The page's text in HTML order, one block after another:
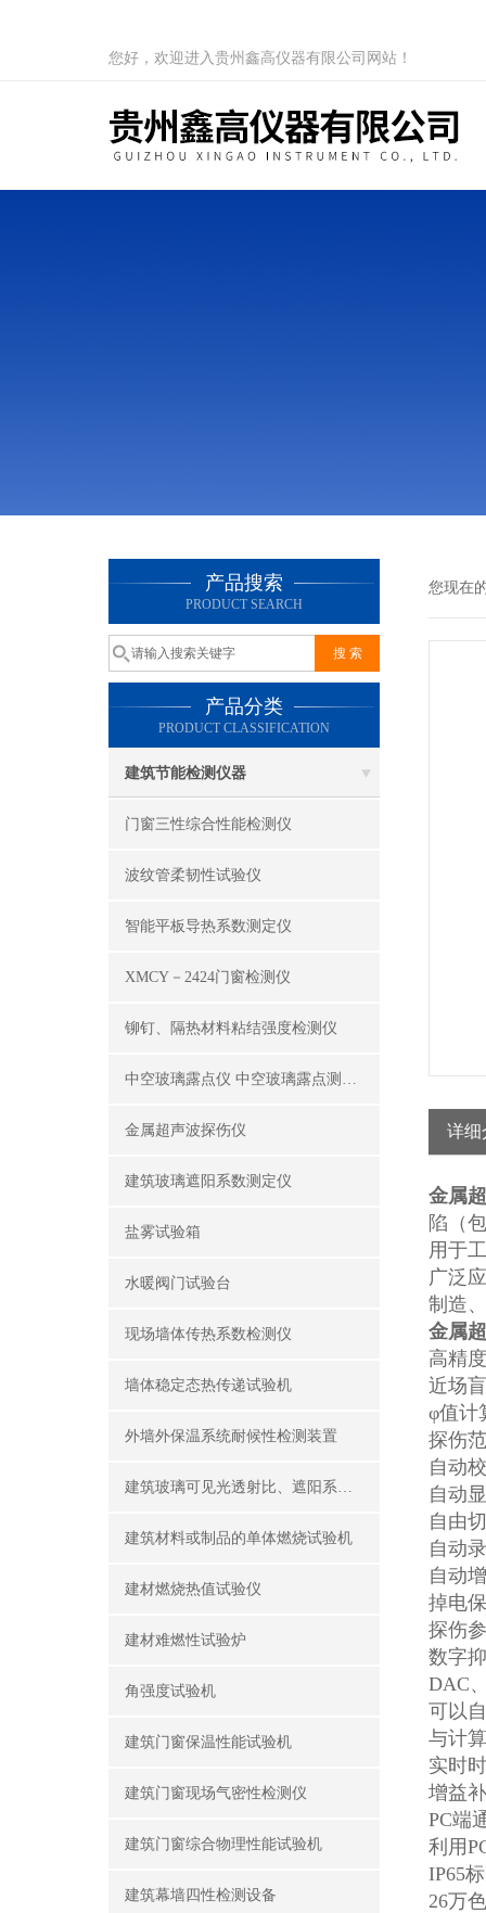
您好，欢迎进入贵州鑫高仪器有限公司网站！
产品搜索
PRODUCT SEARCH
产品分类
PRODUCT CLASSIFICATION
建筑节能检测仪器
门窗三性综合性能检测仪
波纹管柔韧性试验仪
智能平板导热系数测定仪
XMCY－2424门窗检测仪
铆钉、隔热材料粘结强度检测仪
中空玻璃露点仪 中空玻璃露点测试仪器
金属超声波探伤仪
建筑玻璃遮阳系数测定仪
盐雾试验箱
水暖阀门试验台
现场墙体传热系数检测仪
墙体稳定态热传递试验机
外墙外保温系统耐候性检测装置
建筑玻璃可见光透射比、遮阳系数测定仪
建筑材料或制品的单体燃烧试验机
建材燃烧热值试验仪
建材难燃性试验炉
角强度试验机
建筑门窗保温性能试验机
建筑门窗现场气密性检测仪
建筑门窗综合物理性能试验机
建筑幕墙四性检测设备
您现在
详细
金属
陷（
用于
广泛
制造
金属
高精
近场
φ值计
探伤
自动
自动
自由
自动
自动
掉电
探伤
数字
DAC
可以
与计
实时
增益
PC端
利用
IP65
26万